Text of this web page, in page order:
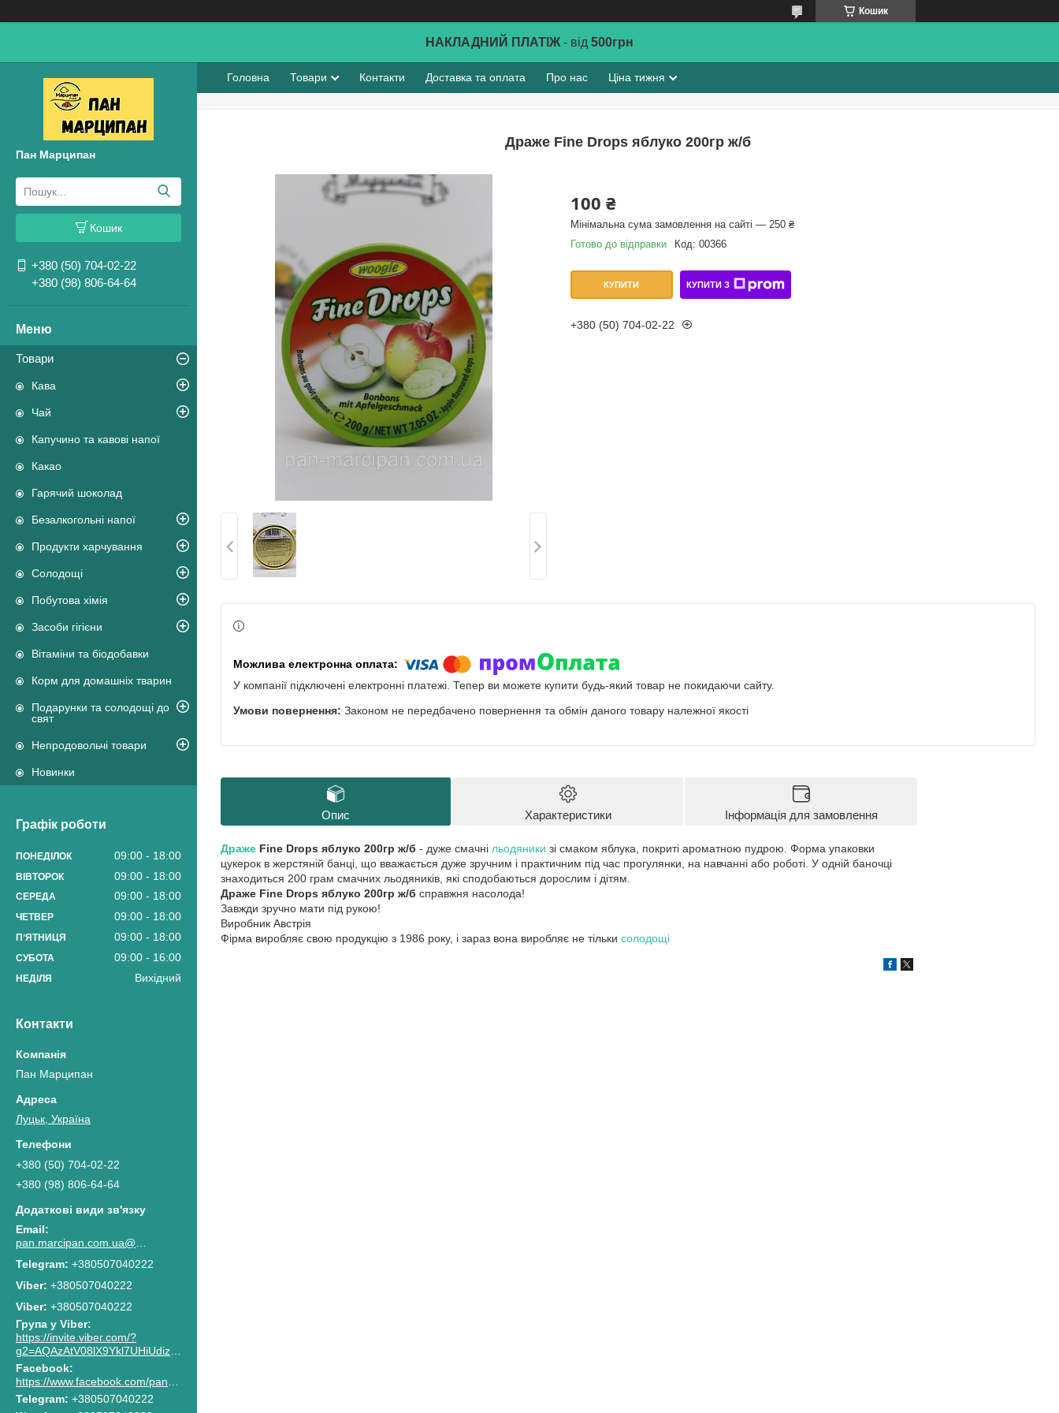
Кошик
НАКЛАДНИЙ ПЛАТІЖ - від 500грн
Пан Марципан
Кошик
+380 (50) 704-02-22
+380 (98) 806-64-64
Товари
Кава
Чай
Капучино та кавові напої
Какао
Гарячий шоколад
Безалкогольні напої
Продукти харчування
Солодощі
Побутова хімія
Засоби гігієни
Вітаміни та біодобавки
Корм для домашніх тварин
Подарунки та солодощі до
свят
Непродовольчі товари
Новинки
Графік роботи
ПОНЕДІЛОК 09:00 18:00
ВІВТОРОК 09:00 18:00
СЕРЕДА 09:00 18:00
ЧЕТВЕР 09:00 18:00
ПʼЯТНИЦЯ 09:00 18:00
СУБОТА 09:00 16:00
НЕДІЛЯ Вихідний
Контакти
Пан Марципан
Луцьк, Україна
+380 (50) 704-02-22
+380 (98) 806-64-64
pan.marcipan.com.ua@gmail.com
+380507040222
+380507040222
Viber +380507040222
Група у Viber
https://invite.viber.com/?
g2=AQAzAtV08lX9Ykl7UHiUdiz2lJaGpR6lsG8M4RbzQPAkG0NWtCn7PhJnwk8g8F2c
Facebook
https://www.facebook.com/pan.marcipan2020
Telegram +380507040222
Головна Товари Контакти Доставка та оплата Про нас Ціна тижня
Драже Fine Drops яблуко 200гр ж/б
100 ₴
Мінімальна сума замовлення на сайті — 250 ₴
Готово до відправки
Код: 00366
КУПИТИ КУПИТИ З
+380 (50) 704-02-22
У компанії підключені електронні платежі. Тепер ви можете купити будь-який товар не покидаючи сайту.
Законом не передбачено повернення та обмін даного товару належної якості
Опис Характеристики Інформація для замовлення
Драже Fine Drops яблуко 200гр ж/б - дуже смачні льодяники зі смаком яблука, покриті ароматною пудрою. Форма упаковки
цукерок в жерстяній банці, що вважається дуже зручним і практичним під час прогулянки, на навчанні або роботі. У одній баночці
знаходиться 200 грам смачних льодяників, які сподобаються дорослим і дітям.
Драже Fine Drops яблуко 200гр ж/б справжня насолода!
Завжди зручно мати під рукою!
Виробник Австрія
Фірма виробляє свою продукцію з 1986 року, і зараз вона виробляє не тільки солодощі